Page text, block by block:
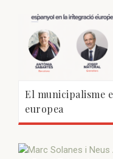
El municipalisme
europea